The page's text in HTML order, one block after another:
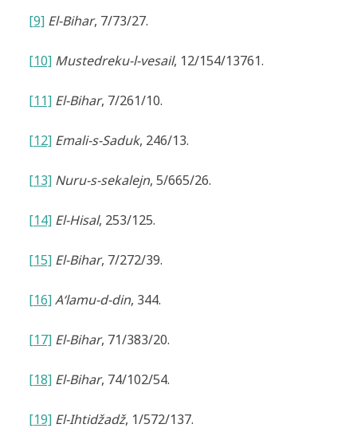
[9] El-Bihar, 7/73/27.
[10] Mustedreku-l-vesail, 12/154/13761.
[11] El-Bihar, 7/261/10.
[12] Emali-s-Saduk, 246/13.
[13] Nuru-s-sekalejn, 5/665/26.
[14] El-Hisal, 253/125.
[15] El-Bihar, 7/272/39.
[16]A‘lamu-d-din, 344.
[17] El-Bihar, 71/383/20.
[18] El-Bihar, 74/102/54.
[19] El-Ihtidžadž, 1/572/137.